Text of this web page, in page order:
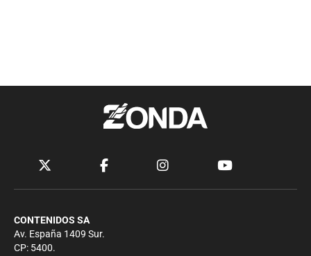
CONTENIDOS SA
Av. España 1409 Sur.
CP: 5400.